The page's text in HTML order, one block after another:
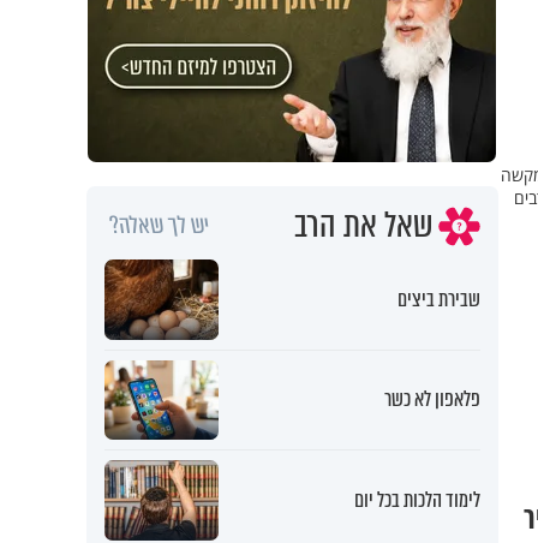
שאל את הרב יש לך שאלה?
שבירת ביצים
פלאפון לא כשר
לימוד הלכות בכל יום